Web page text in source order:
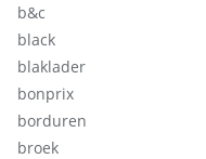
b&c
black
blaklader
bonprix
borduren
broek